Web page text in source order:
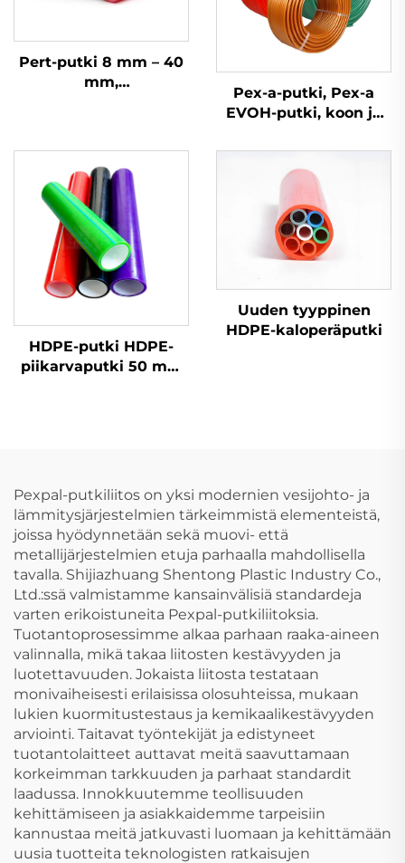
Pert-putki 8 mm – 40
mm,
Pex-a-putki, Pex-a
EVOH-putki, koon ja
eristetty
lattialämmitykseen
HDPE-putki HDPE-
piikarvaputki 50 mm
Uuden tyyppinen
HDPE-kaloperäputki
Pexpal-putkiliitos on yksi modernien vesijohto- ja
lämmitysjärjestelmien tärkeimmistä elementeistä,
joissa hyödynnetään sekä muovi- että
metallijärjestelmien etuja parhaalla mahdollisella
tavalla. Shijiazhuang Shentong Plastic Industry Co.,
Ltd.:ssä valmistamme kansainvälisiä standardeja
varten erikoistuneita Pexpal-putkiliitoksia.
Tuotantoprosessimme alkaa parhaan raaka-aineen
valinnalla, mikä takaa liitosten kestävyyden ja
luotettavuuden. Jokaista liitosta testataan
monivaiheisesti erilaisissa olosuhteissa, mukaan
lukien kuormitustestaus ja kemikaalikestävyyden
arviointi. Taitavat työntekijät ja edistyneet
tuotantolaitteet auttavat meitä saavuttamaan
korkeimman tarkkuuden ja parhaat standardit
laadussa. Innokkuutemme teollisuuden
kehittämiseen ja asiakkaidemme tarpeisiin
kannustaa meitä jatkuvasti luomaan ja kehittämään
uusia tuotteita teknologisten ratkaisujen